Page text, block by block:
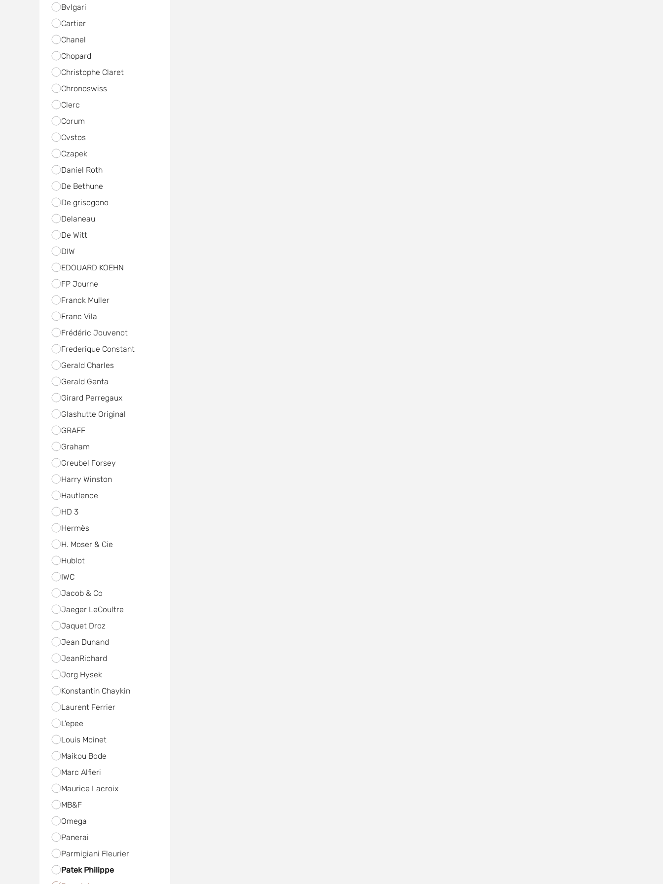
Bvlgari
Cartier
Chanel
Chopard
Christophe Claret
Chronoswiss
Clerc
Corum
Cvstos
Czapek
Daniel Roth
De Bethune
De grisogono
Delaneau
De Witt
DIW
EDOUARD KOEHN
FP Journe
Franck Muller
Franc Vila
Frédéric Jouvenot
Frederique Constant
Gerald Charles
Gerald Genta
Girard Perregaux
Glashutte Original
GRAFF
Graham
Greubel Forsey
Harry Winston
Hautlence
HD 3
Hermès
H. Moser & Cie
Hublot
IWC
Jacob & Co
Jaeger LeCoultre
Jaquet Droz
Jean Dunand
JeanRichard
Jorg Hysek
Konstantin Chaykin
Laurent Ferrier
L'epee
Louis Moinet
Maikou Bode
Marc Alfieri
Maurice Lacroix
MB&F
Omega
Panerai
Parmigiani Fleurier
Patek Philippe